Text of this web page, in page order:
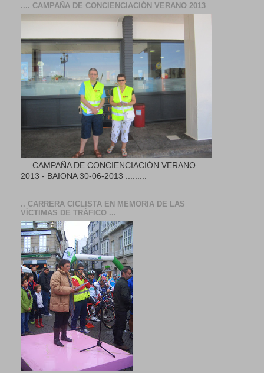
.... CAMPAÑA DE CONCIENCIACIÓN VERANO 2013
.... CAMPAÑA DE CONCIENCIACIÓN VERANO
2013 - BAIONA 30-06-2013 .........
.. CARRERA CICLISTA EN MEMORIA DE LAS
VÍCTIMAS DE TRÁFICO ...